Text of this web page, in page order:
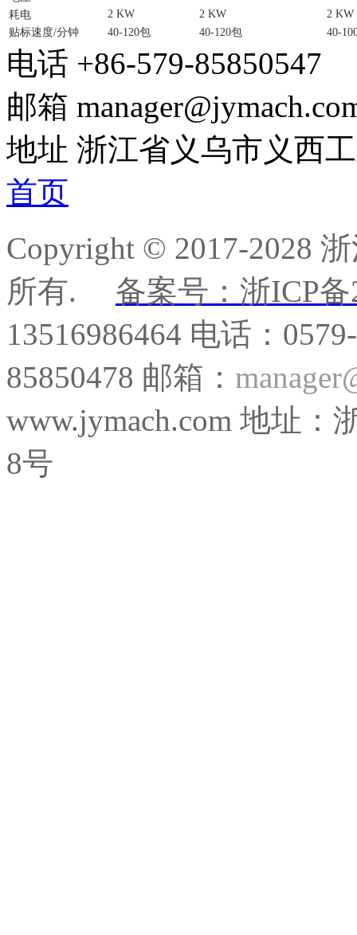
耗电
2 KW 2 KW
2 KW
贴标速度/分钟
40-120包 40-120包 40-
电话 +86-579-85850547
邮箱
地址 浙江省义乌市义西
首页
Copyright © 2017-2028
所有.
备案号：浙ICP备
13516986464 电话：
85850478 邮箱：
www.jymach.com 地址：
8号